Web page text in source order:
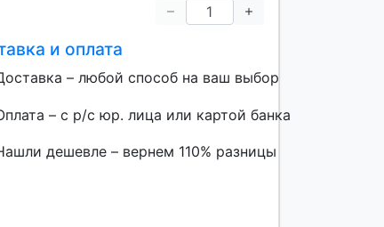
и оплата
– любой способ на ваш выбор
– с р/с юр. лица или картой банка
дешевле – вернем 110% разницы